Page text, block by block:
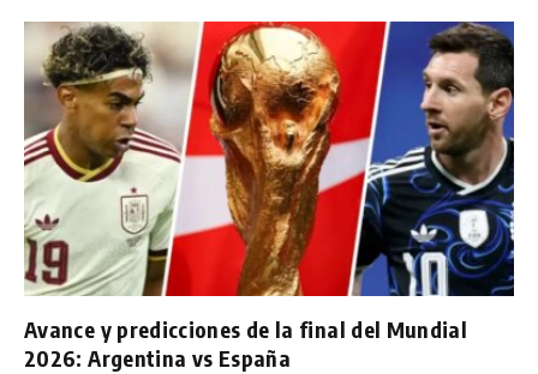
Avance y predicciones de la final del Mundial
2026: Argentina vs España